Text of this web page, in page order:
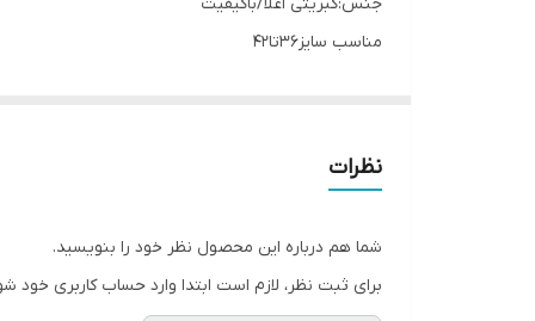
جنس:کبریتی اعلا/باکیفیت
مناسب سایز36تا42
نظرات
شما هم درباره این محصول نظر خود را بنویسید.
برای ثبت نظر، لازم است ابتدا وارد حساب کاربری خود